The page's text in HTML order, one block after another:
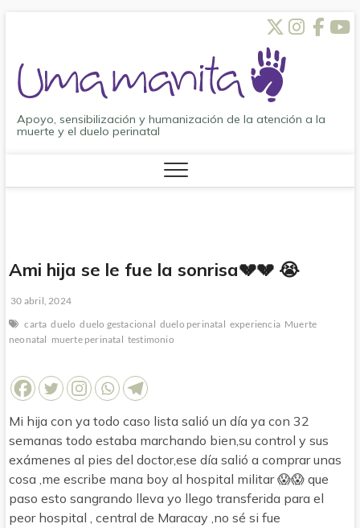
contenido
Apoyo, sensibilización y humanización de la atención a la
muerte y el duelo perinatal
Ami hija se le fue la sonrisa💔💔 😭
30 abril, 2024
carta duelo duelo gestacional duelo perinatal experiencia Muerte
neonatal muerte perinatal testimonio
Mi hija con ya todo caso lista salió un día ya con 32
semanas todo estaba marchando bien,su control y sus
exámenes al pies del doctor,ese día salió a comprar unas
cosa ,me escribe mana boy al hospital militar 😱😱 que
paso esto sangrando lleva yo llego transferida para el
peor hospital , central de Maracay ,no sé si fue